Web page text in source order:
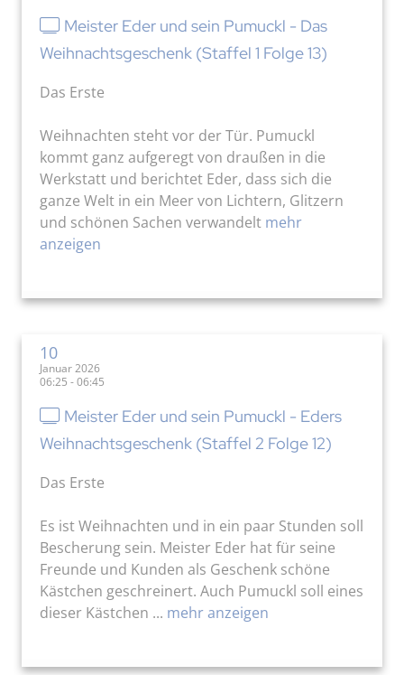
Meister Eder und sein Pumuckl - Das
Weihnachtsgeschenk (Staffel 1 Folge 13)
Das Erste
Weihnachten steht vor der Tür. Pumuckl
kommt ganz aufgeregt von draußen in die
Werkstatt und berichtet Eder, dass sich die
ganze Welt in ein Meer von Lichtern, Glitzern
und schönen Sachen verwandelt mehr
anzeigen
10
Januar 2026
06:25 - 06:45
Meister Eder und sein Pumuckl - Eders
Weihnachtsgeschenk (Staffel 2 Folge 12)
Das Erste
Es ist Weihnachten und in ein paar Stunden soll
Bescherung sein. Meister Eder hat für seine
Freunde und Kunden als Geschenk schöne
Kästchen geschreinert. Auch Pumuckl soll eines
dieser Kästchen ... mehr anzeigen